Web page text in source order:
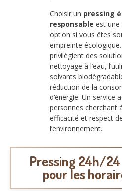
Choisir un pressing
responsable est une
option si vous êtes
empreinte
privilégient des
nettoyage à l’eau,
solvants
réduction de la
d’énergie. Un service
personnes cherchant
efficacité et respect de
l’environnement.
Pressing 24h/24
pour les